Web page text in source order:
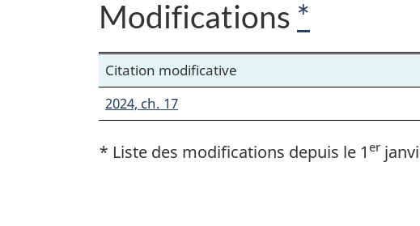
Modifications *
Citation modificative
2024, ch. 17
* Liste des modifications depuis le 1 er